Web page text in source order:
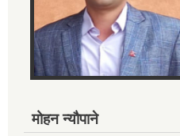
मोहन न्यौपाने